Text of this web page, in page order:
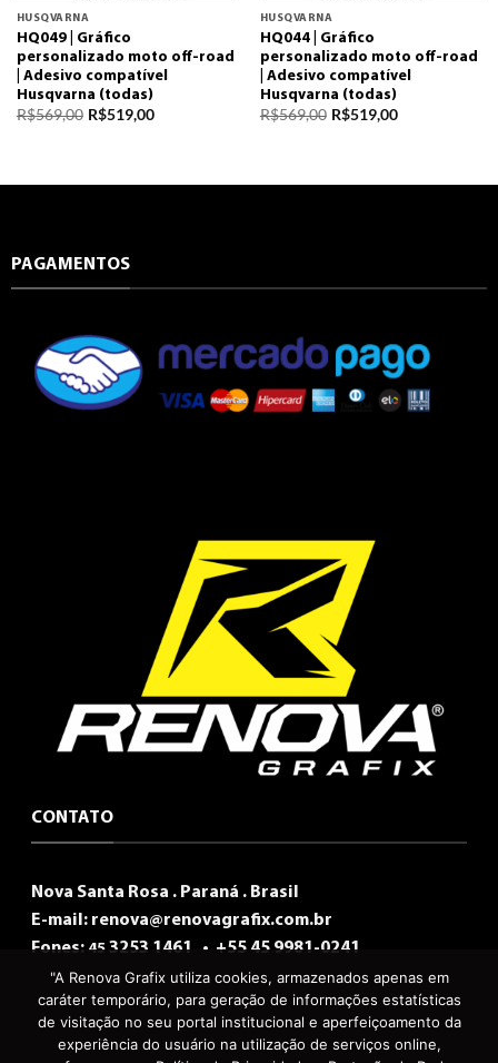
HUSQVARNA
HQ049 | Gráfico
personalizado moto off-road
| Adesivo compatível
Husqvarna (todas)
R$569,00 R$519,00
HUSQVARNA
HQ044 | Gráfico
personalizado moto off-road
| Adesivo compatível
Husqvarna (todas)
R$569,00 R$519,00
PAGAMENTOS
CONTATO
Nova Santa Rosa . Paraná . Brasil
E-mail: renova@renovagrafix.com.br
Fones: 45 3253 1461 • +55 45 9981-0241
"A Renova Grafix utiliza cookies, armazenados apenas em
caráter temporário, para geração de informações estatísticas
de visitação no seu portal institucional e aperfeiçoamento da
experiência do usuário na utilização de serviços online,